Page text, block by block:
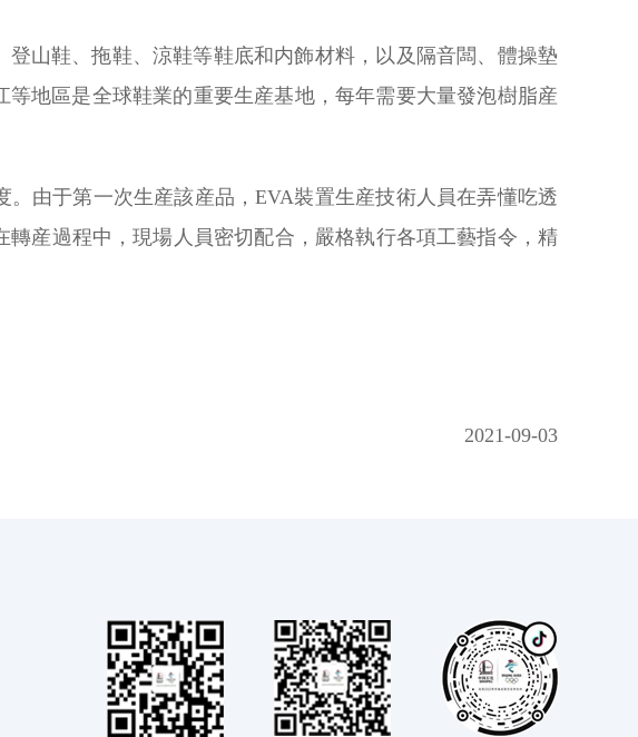
山鞋、拖鞋、涼鞋等鞋底和内飾材料，以及隔音闆、體操墊
地區是全球鞋業的重要生産基地，每年需要大量發泡樹脂産
由于第一次生産該産品，EVA裝置生産技術人員在弄懂吃透
産過程中，現場人員密切配合，嚴格執行各項工藝指令，精
2021-09-03